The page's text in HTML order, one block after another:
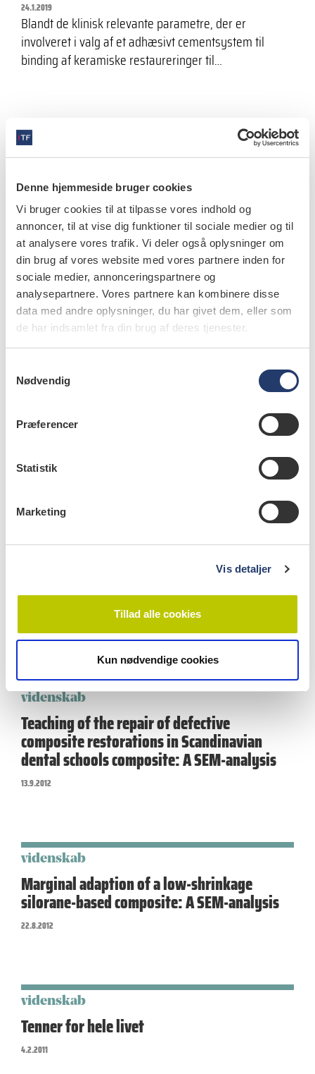
Denne hjemmeside bruger cookies
Vi bruger cookies til at tilpasse vores indhold og
annoncer, til at vise dig funktioner til sociale medier og til
at analysere vores trafik. Vi deler også oplysninger om
din brug af vores website med vores partnere inden for
sociale medier, annonceringspartnere og
analysepartnere. Vores partnere kan kombinere disse
data med andre oplysninger, du har givet dem, eller som
de har indsamlet fra din brug af deres tjenester.
Nødvendig
Præferencer
Statistik
Marketing
Vis detaljer
Tillad alle cookies
Kun nødvendige cookies
24.1.2019
Blandt de klinisk relevante parametre, der er
involveret i valg af et adhæsivt cementsystem til
binding af keramiske restaureringer til…
videnskab
Forsegling af okklusal dentincaries i
permanente molarer: syvårs resultater af en
randomiseret klinisk undersøgelse
29.7.2017
Resultaterne understreger, at det er muligt at udsætte
eller undgå fyldningsbehandling af okklusale
carieslæsioner i unge permanente tænder ved non-
invasiv…
videnskab
30.1.2014
Using video material for communication
with the dental technician
The purpose of this first case report was to evaluate
video material as a communication tool with the
dental technician.…
videnskab
Teaching of the repair of defective
composite restorations in Scandinavian
dental schools composite: A SEM-analysis
13.9.2012
videnskab
Marginal adaption of a low-shrinkage
silorane-based composite: A SEM-analysis
22.8.2012
videnskab
Tenner for hele livet
4.2.2011